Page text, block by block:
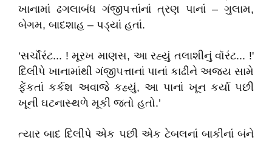
ખાનામાં ઢગલાબંધ ગંજીપત્તાંનાં ત્રણ પાનાં – ગુલામ,
બેગમ, બાદશાહ – પડ્યાં હતાં.
‘સર્ચૉરંટ... ! મૂરખ માણસ, આ રહ્યું તલાશીનું વૉરંટ... !'
દિલીપે ખાનામાંથી ગંજીપત્તાનાં પાનાં કાઢીને અજય સામે
ફેંકતાં કર્કશ અવાજે કહ્યું, આ પાનાં ખૂન કર્યા પછી
ખૂની ઘટનાસ્થળે મૂકી જતો હતો.’
ત્યાર બાદ દિલીપે એક પછી એક ટેબલનાં બાકીનાં બંને